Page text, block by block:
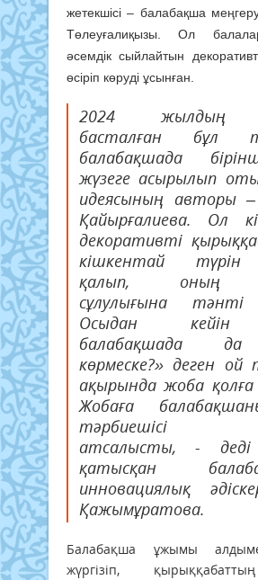
жетекшісі – балабақша
Төлеуғалиқызы. Ол
әсемдік сыйлайтын
өсіріп көруді ұсынған.
2024 жылдың
басталған бұл
балабақшада
жүзеге асырылып
идеясының авторы –
Қайырғалиева. Ол
декоративті
кішкентай түрін
қалып, оның
сұлулығына тәнті
Осыдан кейін
балабақшада да
көрмеске?» деген ой
ақырында жоба
Жобаға
тәрбиешісі
атсалысты, - деді
қатысқан
инновациялық
Қажымұратова.
Балабақша ұжымы
жүргізіп,